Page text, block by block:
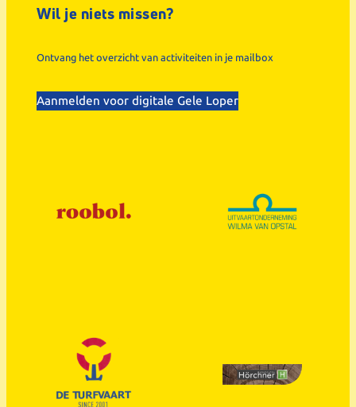
Wil je niets missen?
Ontvang het overzicht van activiteiten in je mailbox
Aanmelden voor digitale Gele Loper